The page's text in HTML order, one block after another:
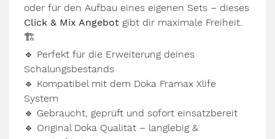
oder für den Aufbau eines eigenen Sets – dieses
Click & Mix Angebot gibt dir maximale Freiheit.
🏗️
🔹 Perfekt für die Erweiterung deines
Schalungsbestands
🔹 Kompatibel mit dem Doka Framax Xlife
System
🔹 Gebraucht, geprüft und sofort einsatzbereit
🔹 Original Doka Qualität – langlebig &